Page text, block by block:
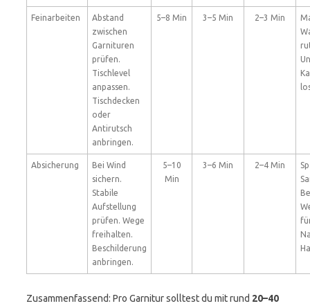
Feinarbeiten
Abstand
zwischen
Garnituren
prüfen.
Tischlevel
anpassen.
Tischdecken
oder
Antirutsch
anbringen.
5–8 Min 3–5 Min 2–3 Min
Absicherung
Bei Wind
sichern.
Stabile
Aufstellung
prüfen. Wege
freihalten.
Beschilderung
anbringen.
5–10
Min
3–6 Min 2–4 Min
Zusammenfassend: Pro Garnitur solltest du mit rund 20–40